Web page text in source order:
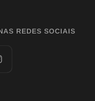
REDES SOCIAIS